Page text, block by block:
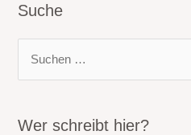
Suche
hWer schreibt hier?